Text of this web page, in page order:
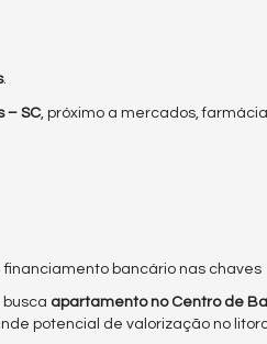
.
– SC, próximo a mercados,
financiamento bancário nas chaves
apartamento no Centro de
potencial de valorização no